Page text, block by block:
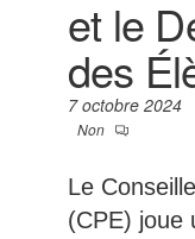
et le
des
7 octobre 2024
Non
Le
(CPE) joue